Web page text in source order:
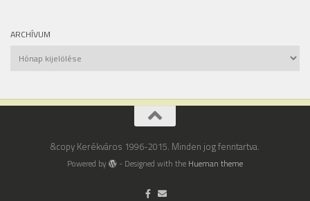
ARCHÍVUM
Archívum
&copy Kerékváros 1996-2015. Minden jog fenntartva.
Powered by - Designed with the Hueman theme